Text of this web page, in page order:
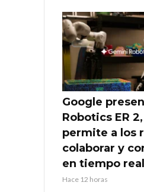
Google
Robotics ER
permite a los
colaborar y
en tiempo real
Hace 12 horas